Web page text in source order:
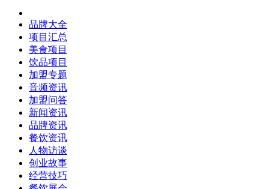
品牌大全
项目汇总
美食项目
饮品项目
加盟专题
音频资讯
加盟问答
新闻资讯
品牌资讯
餐饮资讯
人物访谈
创业故事
经营技巧